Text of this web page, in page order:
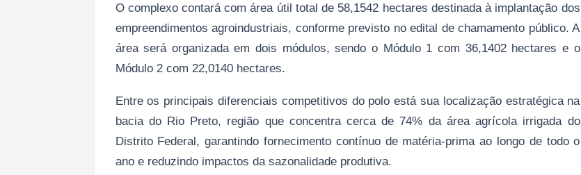
O complexo contará com área útil total de 58,1542 hectares destinada à implantação dos
empreendimentos agroindustriais, conforme previsto no edital de chamamento público. A
área será organizada em dois módulos, sendo o Módulo 1 com 36,1402 hectares e o
Módulo 2 com 22,0140 hectares.
Entre os principais diferenciais competitivos do polo está sua localização estratégica na
bacia do Rio Preto, região que concentra cerca de 74% da área agrícola irrigada do
Distrito Federal, garantindo fornecimento contínuo de matéria-prima ao longo de todo o
ano e reduzindo impactos da sazonalidade produtiva.